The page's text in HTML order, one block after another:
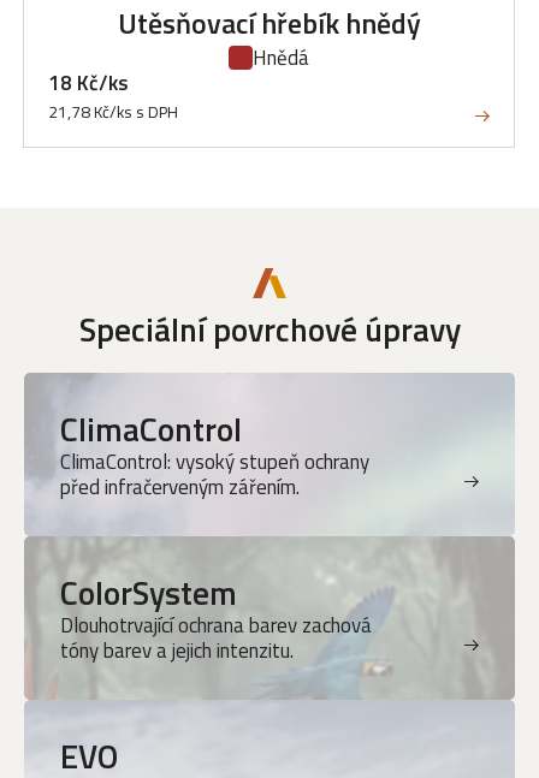
Utěsňovací hřebík hnědý
Hnědá
18 Kč/ks
21,78 Kč/ks s DPH
Speciální povrchové úpravy
ClimaControl
ClimaControl: vysoký stupeň ochrany
před infračerveným zářením.
ColorSystem
Dlouhotrvající ochrana barev zachová
tóny barev a jejich intenzitu.
EVO